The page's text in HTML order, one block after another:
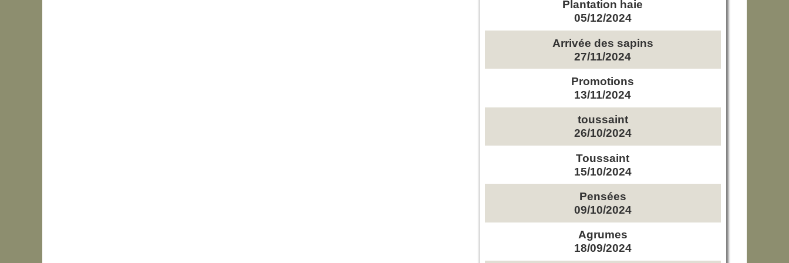
Plantation haie
05/12/2024
Arrivée des sapins
27/11/2024
Promotions
13/11/2024
toussaint
26/10/2024
Toussaint
15/10/2024
Pensées
09/10/2024
Agrumes
18/09/2024